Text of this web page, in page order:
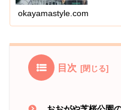
コーナ
okayamastyle.com
目次